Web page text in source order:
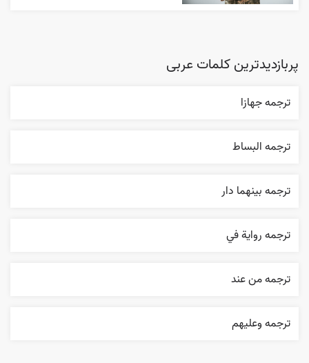
پربازدیدترین کلمات عربی
ترجمه جهازا
ترجمه البساط
ترجمه بينهما دار
ترجمه روایة في
ترجمه من عند
ترجمه وعليهم